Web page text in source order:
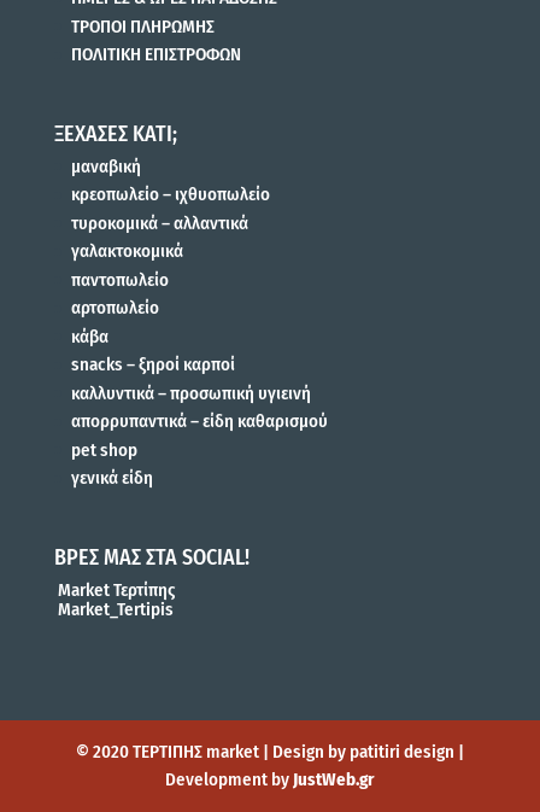
ΤΡΟΠΟΙ ΠΛΗΡΩΜΗΣ
ΠΟΛΙΤΙΚΗ ΕΠΙΣΤΡΟΦΩΝ
ΞΕΧΑΣΕΣ ΚΑΤΙ;
μαναβική
κρεοπωλείο – ιχθυοπωλείο
τυροκομικά – αλλαντικά
γαλακτοκομικά
παντοπωλείο
αρτοπωλείο
κάβα
snacks – ξηροί καρποί
καλλυντικά – προσωπική υγιεινή
απορρυπαντικά – είδη καθαρισμού
pet shop
γενικά είδη
ΒΡΕΣ ΜΑΣ ΣΤΑ SOCIAL!
Market Τερτίπης
Market_Tertipis
© 2020 ΤΕΡΤΙΠΗΣ market | Design by patitiri design |
Development by JustWeb.gr